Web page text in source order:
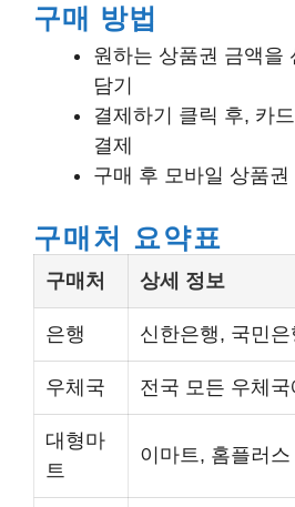
구매 방법
원하는 상품권 금액을
담기
결제하기 클릭 후, 카
결제
구매 후 모바일 상품권
구매처 요약표
구매처 상세 정보
은행 신한은행, 국민은
우체국 전국 모든 우체
대형마
트
이마트, 홈플러스